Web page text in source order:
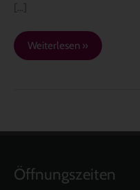
[…]
Weiterlesen »
Öffnungszeiten